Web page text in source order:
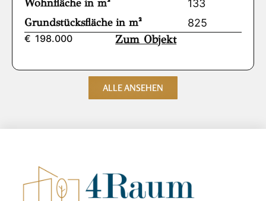
Wohnfläche in m²
Grundstücksfläche in m²
133
825
€ 198.000 Zum Objekt
ALLE ANSEHEN